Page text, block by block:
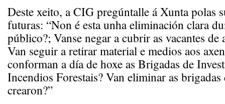
Deste xeito, a CIG pregúntalle á Xunta polas
futuras: “Non é esta unha eliminación clara
público?; Vanse negar a cubrir as vacantes de
Van seguir a retirar material e medios aos
conforman a día de hoxe as Brigadas de
Incendios Forestais? Van eliminar as brigadas
crearon?”